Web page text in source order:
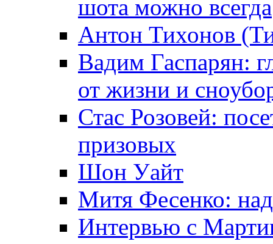
шота можно всегда
Антон Тихонов
Вадим Гаспарян:
от жизни и
Стас Розовей:
призовых
Шон Уайт
Митя Фесенко:
Интервью с